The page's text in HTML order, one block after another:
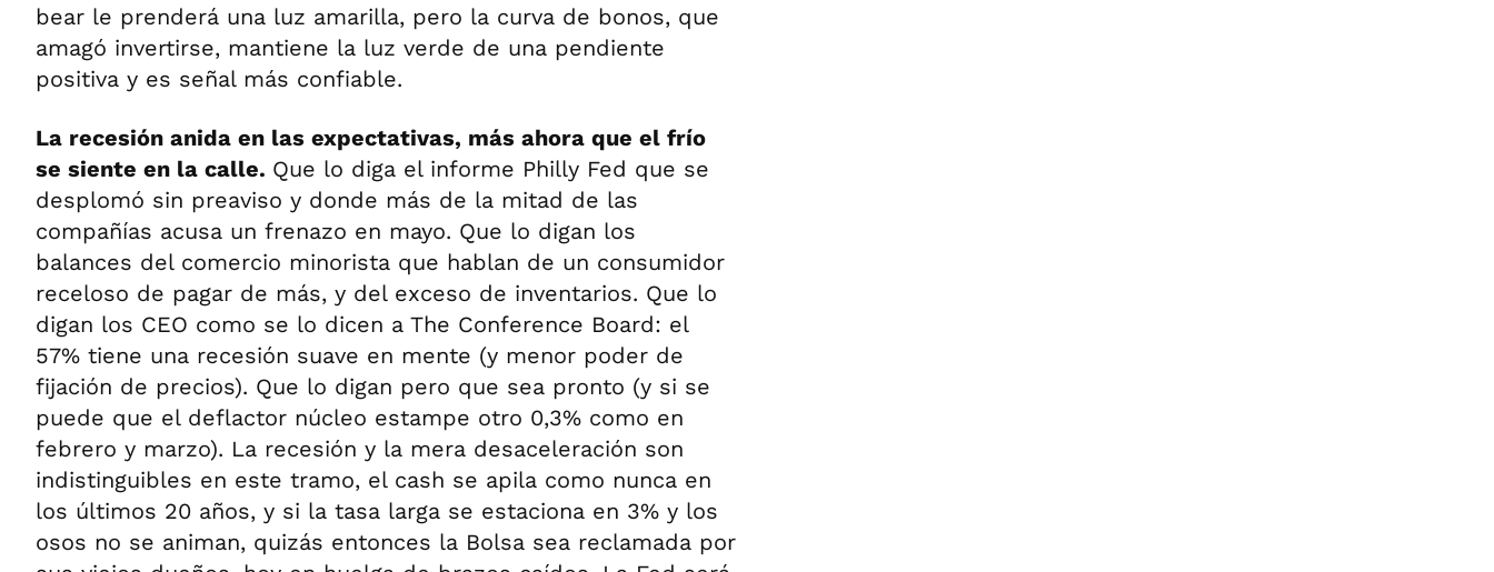
bear le prenderá una luz amarilla, pero la curva de bonos, que
amagó invertirse, mantiene la luz verde de una pendiente
positiva y es señal más confiable.
La recesión anida en las expectativas, más ahora que el frío
se siente en la calle. Que lo diga el informe Philly Fed que se
desplomó sin preaviso y donde más de la mitad de las
compañías acusa un frenazo en mayo. Que lo digan los
balances del comercio minorista que hablan de un consumidor
receloso de pagar de más, y del exceso de inventarios. Que lo
digan los CEO como se lo dicen a The Conference Board: el
57% tiene una recesión suave en mente (y menor poder de
fijación de precios). Que lo digan pero que sea pronto (y si se
puede que el deflactor núcleo estampe otro 0,3% como en
febrero y marzo). La recesión y la mera desaceleración son
indistinguibles en este tramo, el cash se apila como nunca en
los últimos 20 años, y si la tasa larga se estaciona en 3% y los
osos no se animan, quizás entonces la Bolsa sea reclamada por